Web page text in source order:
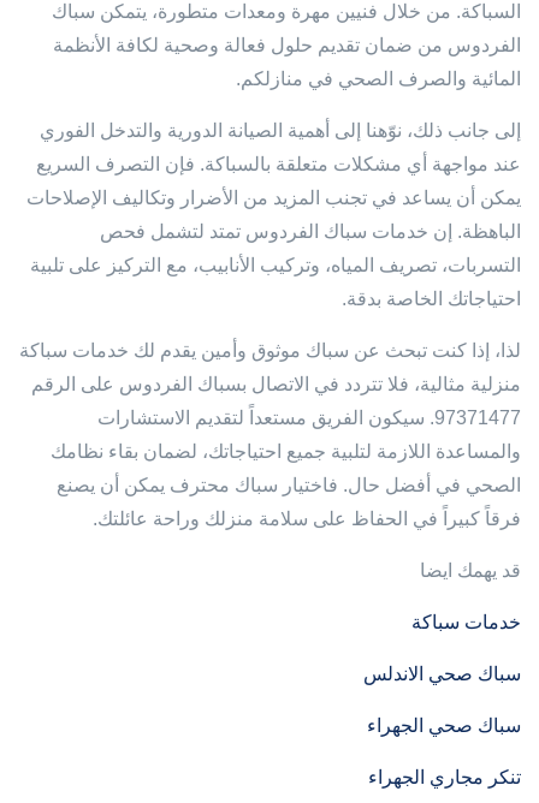
السباكة. من خلال فنيين مهرة ومعدات متطورة، يتمكن سباك
الفردوس من ضمان تقديم حلول فعالة وصحية لكافة الأنظمة
المائية والصرف الصحي في منازلكم.
إلى جانب ذلك، نوّهنا إلى أهمية الصيانة الدورية والتدخل الفوري
عند مواجهة أي مشكلات متعلقة بالسباكة. فإن التصرف السريع
يمكن أن يساعد في تجنب المزيد من الأضرار وتكاليف الإصلاحات
الباهظة. إن خدمات سباك الفردوس تمتد لتشمل فحص
التسربات، تصريف المياه، وتركيب الأنابيب، مع التركيز على تلبية
احتياجاتك الخاصة بدقة.
لذا، إذا كنت تبحث عن سباك موثوق وأمين يقدم لك خدمات سباكة
منزلية مثالية، فلا تتردد في الاتصال بسباك الفردوس على الرقم
97371477. سيكون الفريق مستعداً لتقديم الاستشارات
والمساعدة اللازمة لتلبية جميع احتياجاتك، لضمان بقاء نظامك
الصحي في أفضل حال. فاختيار سباك محترف يمكن أن يصنع
فرقاً كبيراً في الحفاظ على سلامة منزلك وراحة عائلتك.
قد يهمك ايضا
خدمات سباكة
سباك صحي الاندلس
سباك صحي الجهراء
تنكر مجاري الجهراء